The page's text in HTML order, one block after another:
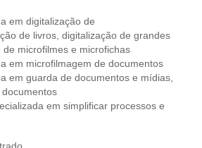
em digitalização de
de livros, digitalização de grandes
microfilmes e microfichas
em microfilmagem de documentos
em guarda de documentos e mídias,
em simplificar processos e